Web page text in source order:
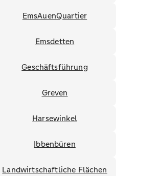
EmsAuenQuartier
Emsdetten
Geschäftsführung
Greven
Harsewinkel
Ibbenbüren
Landwirtschaftliche Flächen